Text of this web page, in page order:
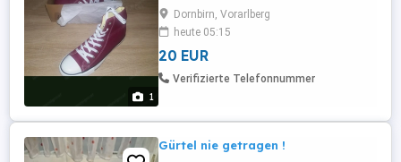
1
Dornbirn, Vorarlberg
heute 05:15
20 EUR
Verifizierte Telefonnummer
Gürtel nie getragen !